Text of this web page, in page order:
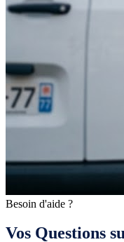
Besoin d'aide ?
Vos Questions